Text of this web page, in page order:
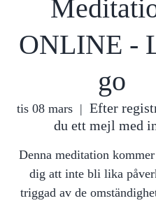
ONLINE -
go
tis 08 mars
  |
Efter
du ett mejl med
Denna meditation
dig att inte bli lika
triggad av de